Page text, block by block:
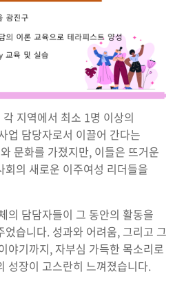
지역에서 최소 1명 이상의
업 담당자로서 이끌어 간다는
문화를 가졌지만, 이들은 뜨거운
의 새로운 이주여성 리더들을
의 담담자들이 그 동안의 활동을
습니다. 성과와 어려움, 그리고 그
야기까지, 자부심 가득한 목소리로
성장이 고스란히 느껴졌습니다.